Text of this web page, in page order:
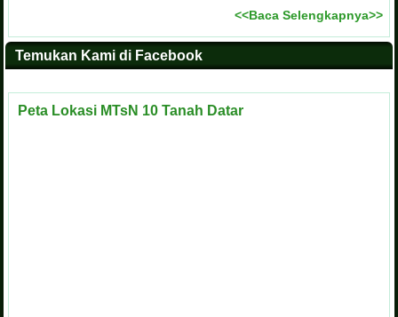
<<Baca Selengkapnya>>
Temukan Kami di Facebook
Peta Lokasi MTsN 10 Tanah Datar